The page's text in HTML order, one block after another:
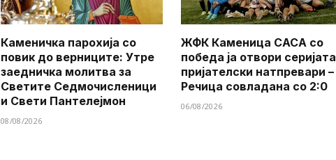
Каменичка парохија со
повик до верниците: Утре
заедничка молитва за
Светите Седмочисленици
и Свети Пантелејмон
08/08/2026
ЖФК Каменица САСА со
победа ја отвори серијата
пријателски натпревари –
Речица совладана со 2:0
06/08/2026